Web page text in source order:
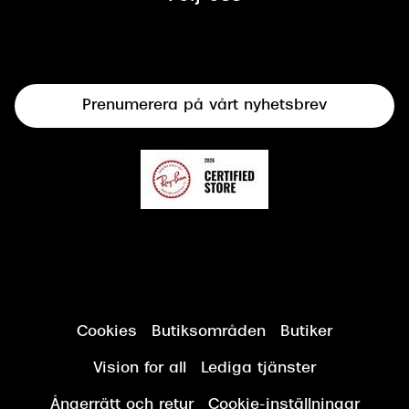
Prenumerera på vårt nyhetsbrev
Cookies Butiksområden Butiker
Vision for all Lediga tjänster
Ångerrätt och retur Cookie-inställningar